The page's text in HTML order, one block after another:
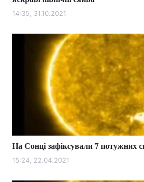
14:35, 31.10.2021
На Сонці зафіксували 7 потужних
15:24, 22.04.2021